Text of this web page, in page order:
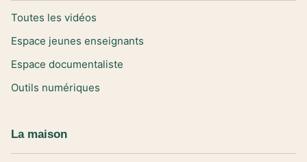
Toutes les vidéos
Espace jeunes enseignants
Espace documentaliste
Outils numériques
La maison